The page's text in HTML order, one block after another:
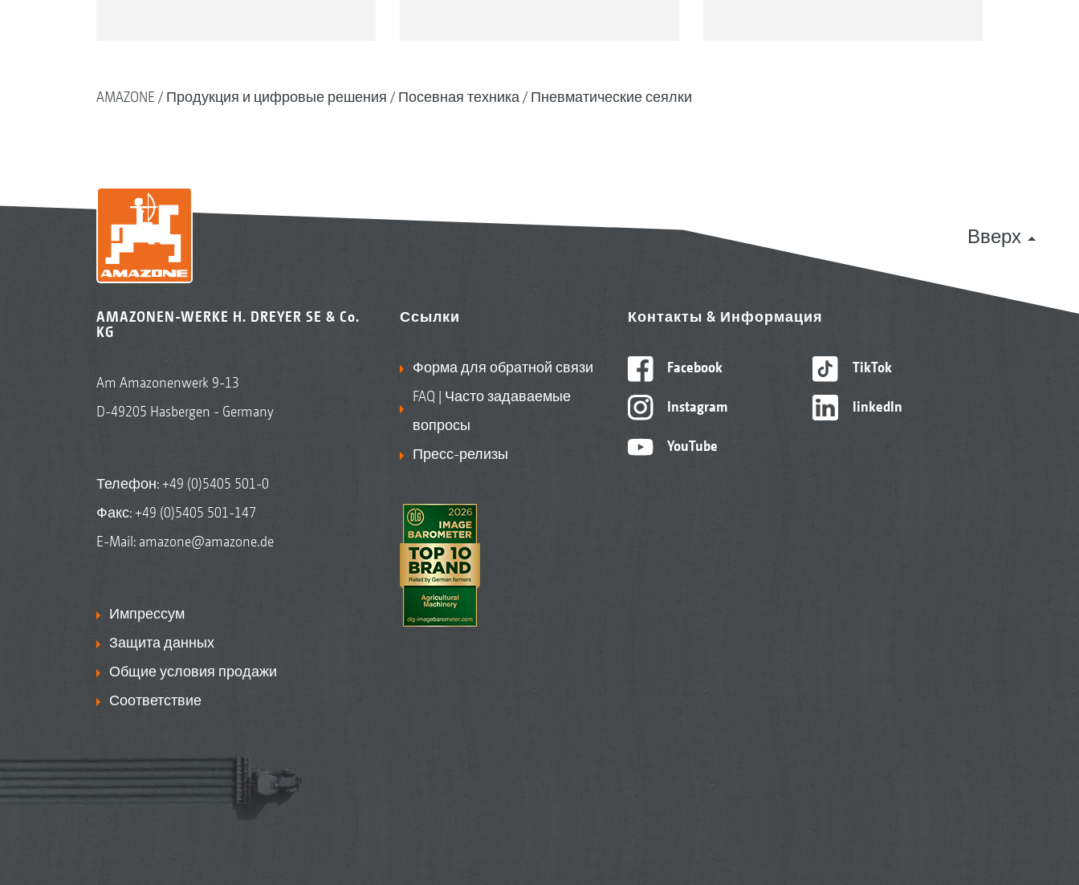
AMAZONE Продукция и цифровые решения Посевная техника Пневматические сеялки
Вверх
AMAZONEN-WERKE H. DREYER SE & Co.
KG
Am Amazonenwerk 9-13
D-49205 Hasbergen - Germany
Телефон:+49 (0)5405 501-0
Факс: +49 (0)5405 501-147
E-Mail: amazone@amazone.de
Импрессум
Защита данных
Общие условия продажи
Соответствие
Ссылки
Форма для обратной связи
FAQ | Часто задаваемые
вопросы
Пресс-релизы
Контакты & Информация
Facebook
Instagram
YouTube
TikTok
linkedIn